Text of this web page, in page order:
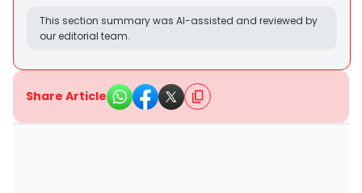
This section summary was AI-assisted and reviewed by
our editorial team.
Share Article